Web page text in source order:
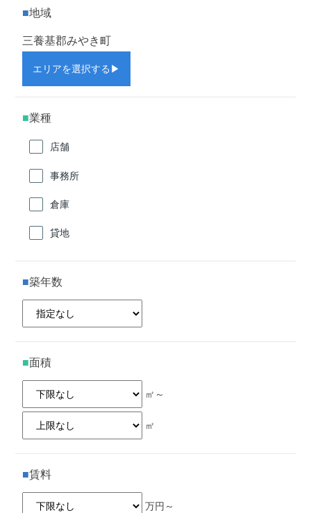
地域
三養基郡みやき町
エリアを選択する ▶
業種
店舗
事務所
倉庫
貸地
築年数
面積
㎡～
㎡
賃料
万円～